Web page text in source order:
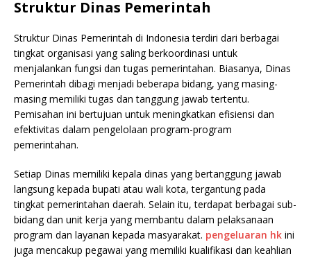
Struktur Dinas Pemerintah
Struktur Dinas Pemerintah di Indonesia terdiri dari berbagai
tingkat organisasi yang saling berkoordinasi untuk
menjalankan fungsi dan tugas pemerintahan. Biasanya, Dinas
Pemerintah dibagi menjadi beberapa bidang, yang masing-
masing memiliki tugas dan tanggung jawab tertentu.
Pemisahan ini bertujuan untuk meningkatkan efisiensi dan
efektivitas dalam pengelolaan program-program
pemerintahan.
Setiap Dinas memiliki kepala dinas yang bertanggung jawab
langsung kepada bupati atau wali kota, tergantung pada
tingkat pemerintahan daerah. Selain itu, terdapat berbagai sub-
bidang dan unit kerja yang membantu dalam pelaksanaan
program dan layanan kepada masyarakat. pengeluaran hk ini
juga mencakup pegawai yang memiliki kualifikasi dan keahlian